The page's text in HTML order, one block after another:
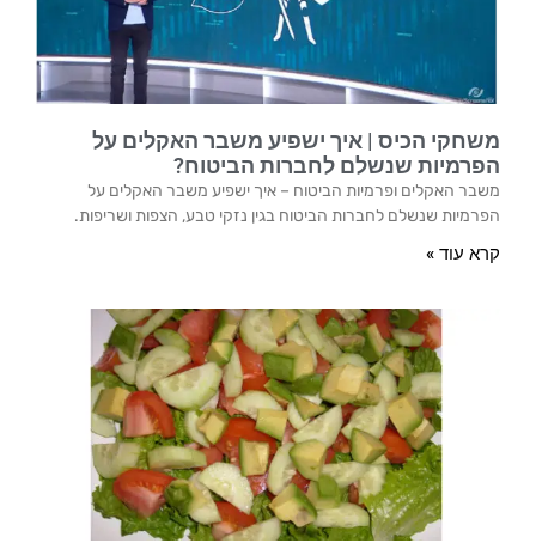
משחקי הכיס | איך ישפיע משבר האקלים על
הפרמיות שנשלם לחברות הביטוח?
משבר האקלים ופרמיות הביטוח – איך ישפיע משבר האקלים על
הפרמיות שנשלם לחברות הביטוח בגין נזקי טבע, הצפות ושריפות.
קרא עוד »